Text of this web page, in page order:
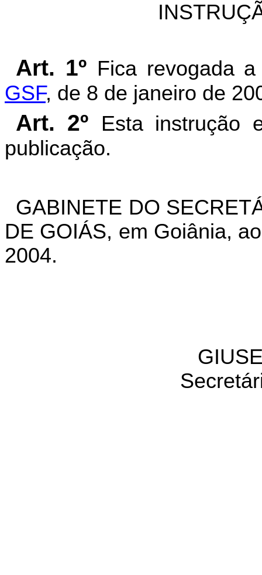
Art. 1º Fica revogada
GSF, de 8 de janeiro de
Art. 2º
Esta instrução
publicação.
GABINETE DO
DE GOIÁS, em Goiânia,
2004.